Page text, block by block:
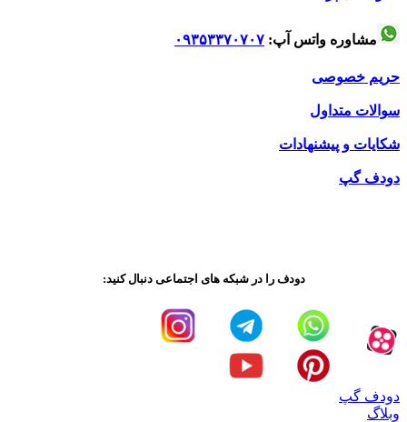
سایتدودفبرای خودروی خود تهیه و استفاده کنید.
مشاوره واتس آپ: ۰۹۳۵۳۳۷۰۷۰۷
حریم خصوصی
سوالات متداول
شکایات و پیشنهادات
دودف گپ
دودف را در شبکه های اجتماعی دنبال کنید:
دودف گپ
وبلاگ